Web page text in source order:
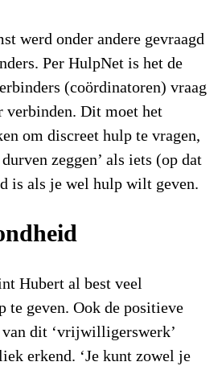
werd onder andere gevraagd
Per HulpNet is het de
(coördinatoren) vraag
verbinden. Dit moet het
om discreet hulp te vragen,
zeggen’ als iets (op dat
is als je wel hulp wilt geven.
Hubert al best veel
te geven. Ook de positieve
van dit ‘vrijwilligerswerk’
erkend. ‘Je kunt zowel je